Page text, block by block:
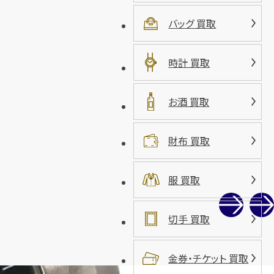
バッグ 買取
時計 買取
お酒 買取
財布 買取
服 買取
切手 買取
金券・チケット 買取